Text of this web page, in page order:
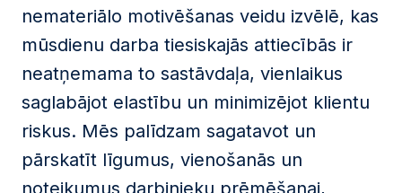
nemateriālo motivēšanas veidu izvēlē, kas
mūsdienu darba tiesiskajās attiecībās ir
neatņemama to sastāvdaļa, vienlaikus
saglabājot elastību un minimizējot klientu
riskus. Mēs palīdzam sagatavot un
pārskatīt līgumus, vienošanās un
noteikumus darbinieku prēmēšanai,